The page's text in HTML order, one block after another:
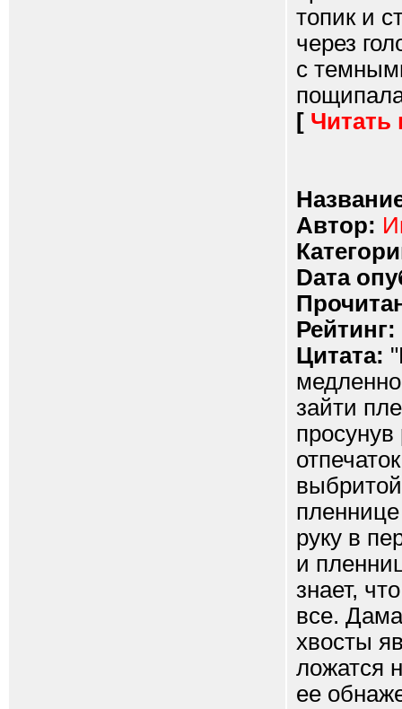
топик и
через
с
[ Читать
Автор:
Dата
Рейтинг:
Цитата:
зайти
пленнице
руку в
и
знает,
все.
хвосты
ложатся
ее